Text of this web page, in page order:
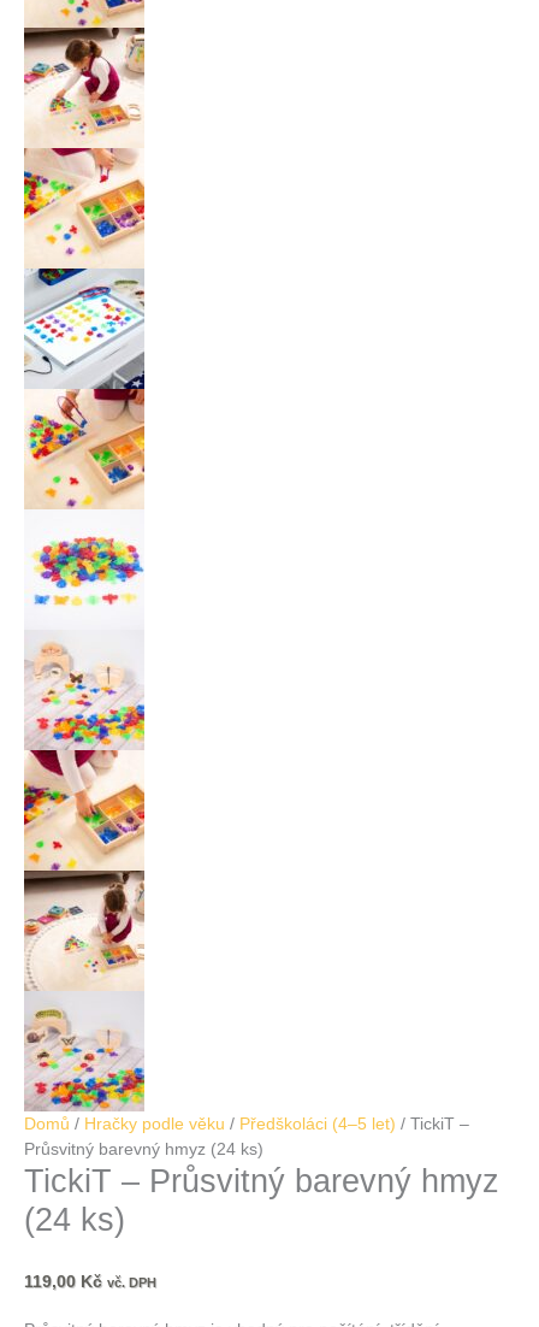
Domů / Hračky podle věku / Předškoláci (4–5 let) / TickiT –
Průsvitný barevný hmyz (24 ks)
TickiT – Průsvitný barevný hmyz
(24 ks)
119,00 Kč vč. DPH